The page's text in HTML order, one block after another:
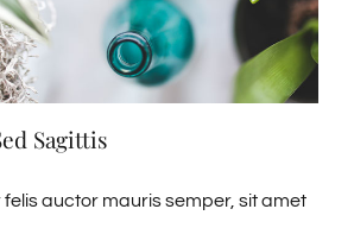
Sagittis
auctor mauris semper, sit amet